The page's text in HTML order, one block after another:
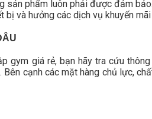
sản phẩm luôn phải được đảm
bị và hưởng các dịch vụ khuyến
gym giá rẻ, bạn hãy tra cứu
cạnh các mặt hàng chủ lực,